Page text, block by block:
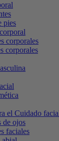
pies
corporales
corporales
el Cuidado
de ojos
faciales